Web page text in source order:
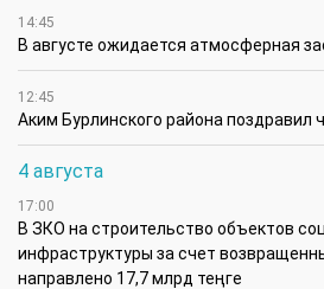
14:45
В августе ожидается атмосферная
12:45
Аким Бурлинского района поздравил
4 августа
17:00
В ЗКО на строительство объектов
инфраструктуры за счет
направлено 17,7 млрд теңге